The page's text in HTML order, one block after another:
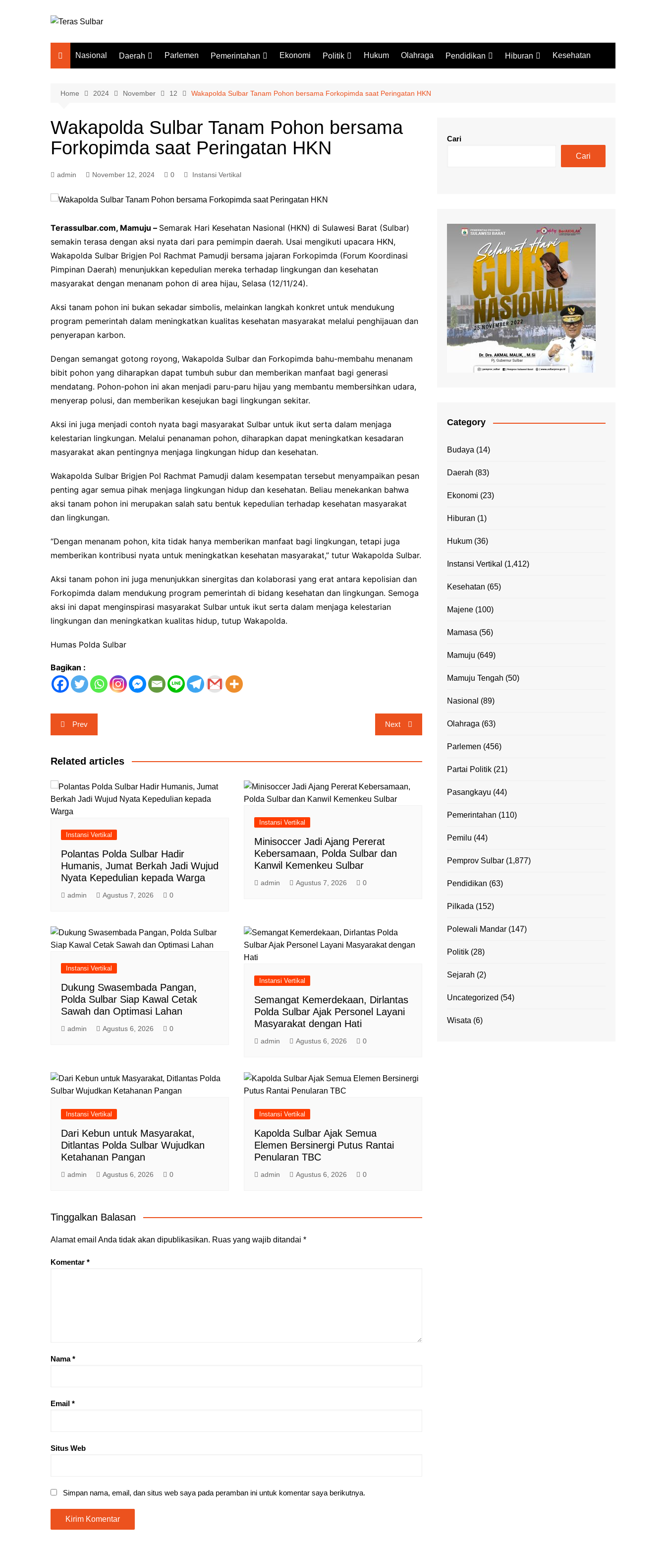
Nasional Daerah
Polewali Mandar
Majene
Mamasa
Parlemen Pemerintahan
Instansi Vertikal
Ekonomi Politik
Pemilu
Hukum Olahraga Pendidikan Hiburan Kesehatan
Home 2024 November 12 Wakapolda Sulbar Tanam Pohon bersama Forkopimda saat Peringatan HKN
Wakapolda Sulbar Tanam Pohon bersama
Forkopimda saat Peringatan HKN
admin November 12, 2024 0 Instansi Vertikal
Terassulbar.com, Mamuju – Semarak Hari Kesehatan Nasional (HKN) di Sulawesi Barat (Sulbar)
semakin terasa dengan aksi nyata dari para pemimpin daerah. Usai mengikuti upacara HKN,
Wakapolda Sulbar Brigjen Pol Rachmat Pamudji bersama jajaran Forkopimda (Forum Koordinasi
Pimpinan Daerah) menunjukkan kepedulian mereka terhadap lingkungan dan kesehatan
masyarakat dengan menanam pohon di area hijau, Selasa (12/11/24).
Aksi tanam pohon ini bukan sekadar simbolis, melainkan langkah konkret untuk mendukung
program pemerintah dalam meningkatkan kualitas kesehatan masyarakat melalui penghijauan dan
penyerapan karbon.
Dengan semangat gotong royong, Wakapolda Sulbar dan Forkopimda bahu-membahu menanam
bibit pohon yang diharapkan dapat tumbuh subur dan memberikan manfaat bagi generasi
mendatang. Pohon-pohon ini akan menjadi paru-paru hijau yang membantu membersihkan udara,
menyerap polusi, dan memberikan kesejukan bagi lingkungan sekitar.
Aksi ini juga menjadi contoh nyata bagi masyarakat Sulbar untuk ikut serta dalam menjaga
kelestarian lingkungan. Melalui penanaman pohon, diharapkan dapat meningkatkan kesadaran
masyarakat akan pentingnya menjaga lingkungan hidup dan kesehatan.
Wakapolda Sulbar Brigjen Pol Rachmat Pamudji dalam kesempatan tersebut menyampaikan pesan
penting agar semua pihak menjaga lingkungan hidup dan kesehatan. Beliau menekankan bahwa
aksi tanam pohon ini merupakan salah satu bentuk kepedulian terhadap kesehatan masyarakat
dan lingkungan.
“Dengan menanam pohon, kita tidak hanya memberikan manfaat bagi lingkungan, tetapi juga
memberikan kontribusi nyata untuk meningkatkan kesehatan masyarakat,” tutur Wakapolda Sulbar.
Aksi tanam pohon ini juga menunjukkan sinergitas dan kolaborasi yang erat antara kepolisian dan
Forkopimda dalam mendukung program pemerintah di bidang kesehatan dan lingkungan. Semoga
aksi ini dapat menginspirasi masyarakat Sulbar untuk ikut serta dalam menjaga kelestarian
lingkungan dan meningkatkan kualitas hidup, tutup Wakapolda.
Humas Polda Sulbar
Bagikan :
Navigasi
pos
Prev Next
Related articles
Instansi Vertikal
Polantas Polda Sulbar Hadir
Humanis, Jumat Berkah Jadi Wujud
Nyata Kepedulian kepada Warga
admin Agustus 7, 2026 0
Instansi Vertikal
Minisoccer Jadi Ajang Pererat
Kebersamaan, Polda Sulbar dan
Kanwil Kemenkeu Sulbar
admin Agustus 7, 2026 0
Instansi Vertikal
Dukung Swasembada Pangan,
Polda Sulbar Siap Kawal Cetak
Sawah dan Optimasi Lahan
admin Agustus 6, 2026 0
Instansi Vertikal
Semangat Kemerdekaan, Dirlantas
Polda Sulbar Ajak Personel Layani
Masyarakat dengan Hati
admin Agustus 6, 2026 0
Instansi Vertikal
Dari Kebun untuk Masyarakat,
Ditlantas Polda Sulbar Wujudkan
Ketahanan Pangan
admin Agustus 6, 2026 0
Instansi Vertikal
Kapolda Sulbar Ajak Semua
Elemen Bersinergi Putus Rantai
Penularan TBC
admin Agustus 6, 2026 0
Tinggalkan Balasan
Alamat email Anda tidak akan dipublikasikan. Ruas yang wajib ditandai *
Komentar *
Nama*
Email *
Situs Web
Simpan nama, email, dan situs web saya pada peramban ini untuk komentar saya berikutnya.
Cari
Cari
Category
Budaya (14)
Daerah (83)
Ekonomi (23)
Hiburan (1)
Hukum (36)
Instansi Vertikal (1,412)
Kesehatan (65)
Majene (100)
Mamasa (56)
Mamuju (649)
Mamuju Tengah (50)
Nasional (89)
Olahraga (63)
Parlemen (456)
Partai Politik (21)
Pasangkayu (44)
Pemerintahan (110)
Pemilu (44)
Pemprov Sulbar (1,877)
Pendidikan (63)
Pilkada (152)
Polewali Mandar (147)
Politik (28)
Sejarah (2)
Uncategorized (54)
Wisata (6)